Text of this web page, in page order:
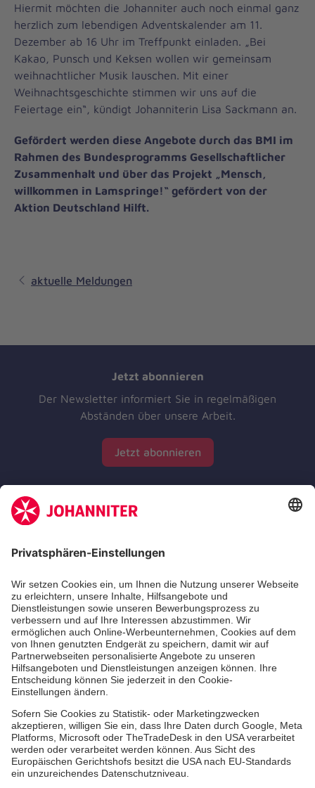
Hiermit möchten die Johanniter auch noch einmal ganz
herzlich zum lebendigen Adventskalender am 11.
Dezember ab 16 Uhr im Treffpunkt einladen. „Bei
Kakao, Punsch und Keksen wollen wir gemeinsam
weihnachtlicher Musik lauschen. Mit einer
Weihnachtsgeschichte stimmen wir uns auf die
Feiertage ein“, kündigt Johanniterin Lisa Sackmann an.
Gefördert werden diese Angebote durch das BMI im
Rahmen des Bundesprogramms Gesellschaftlicher
Zusammenhalt und über das Projekt „Mensch,
willkommen in Lamspringe!“ gefördert von der
Aktion Deutschland Hilft.
aktuelle Meldungen
Jetzt abonnieren
Der Newsletter informiert Sie in regelmäßigen
Abständen über unsere Arbeit.
Jetzt abonnieren
Zertifizierung der Johanniter-Unfall-Hilfe e.V.
Die Johanniter GmbH führt das Spendenzertifikat
des Deutschen Spendenrats e.V.
Dienste & Leistungen
Mitarbeiten & Lernen